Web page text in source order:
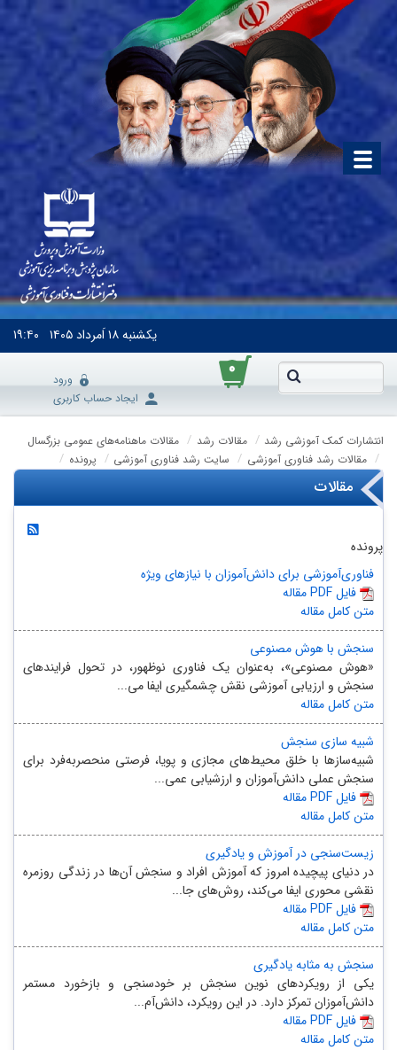
یکشنبه۱۸ اَمرداد ۱۴۰۵ ۱۹:۴۰
۰
ورود
ایجاد حساب کاربری
انتشارات کمک آموزشی رشد مقالات رشد
مقالات ماهنامه‌های عمومی بزرگسال
مقالات رشد فناوری آموزشی
سایت رشد فناوری آموزشی پرونده
مقالات
پرونده
فناورى‌آموزشى براى دانش‌آموزان با نیازهاى ویژه
مقاله PDF فایل
متن کامل مقاله
سنجش با هوش مصنوعی
«هوش مصنوعی»، به‌عنوان یک فناوری نوظهور، در تحول فرایندهای
سنجش و ارزیابی آموزشی نقش چشمگیری ایفا می...
متن کامل مقاله
شبیه‌ سازی سنجش
شبیه‌سازها با خلق محیط‌های مجازی و پویا، فرصتی منحصربه‌فرد برای
سنجش عملی دانش‌آموزان و ارزشیابی عمی...
مقاله PDF فایل
متن کامل مقاله
زیست‌سنجی در آموزش و یادگیری
در دنیای پیچیده امروز که آموزش افراد و سنجش آن‌ها در زندگی روزمره
نقشی محوری ایفا می‌کند، روش‌های جا...
مقاله PDF فایل
متن کامل مقاله
سنجش به مثابه یادگیری
یکی از رویکردهای نوین سنجش بر خودسنجی و بازخورد مستمر
دانش‌آموزان تمرکز دارد. در این رویکرد، دانش‌آم...
مقاله PDF فایل
متن کامل مقاله